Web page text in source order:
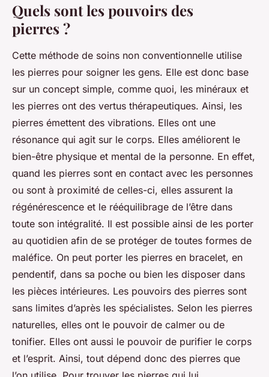
Quels sont les pouvoirs des
pierres ?
Cette méthode de soins non conventionnelle utilise
les pierres pour soigner les gens. Elle est donc base
sur un concept simple, comme quoi, les minéraux et
les pierres ont des vertus thérapeutiques. Ainsi, les
pierres émettent des vibrations. Elles ont une
résonance qui agit sur le corps. Elles améliorent le
bien-être physique et mental de la personne. En effet,
quand les pierres sont en contact avec les personnes
ou sont à proximité de celles-ci, elles assurent la
régénérescence et le rééquilibrage de l’être dans
toute son intégralité. Il est possible ainsi de les porter
au quotidien afin de se protéger de toutes formes de
maléfice. On peut porter les pierres en bracelet, en
pendentif, dans sa poche ou bien les disposer dans
les pièces intérieures. Les pouvoirs des pierres sont
sans limites d’après les spécialistes. Selon les pierres
naturelles, elles ont le pouvoir de calmer ou de
tonifier. Elles ont aussi le pouvoir de purifier le corps
et l’esprit. Ainsi, tout dépend donc des pierres que